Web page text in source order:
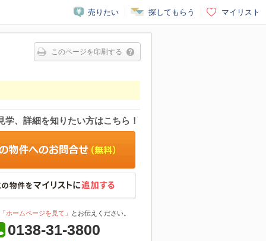
売りたい 探してもらう マイリスト
このページを印刷する
学、詳細を知りたい方はこちら！
「ホームページを見て」 とお伝えください。
0138-31-3800